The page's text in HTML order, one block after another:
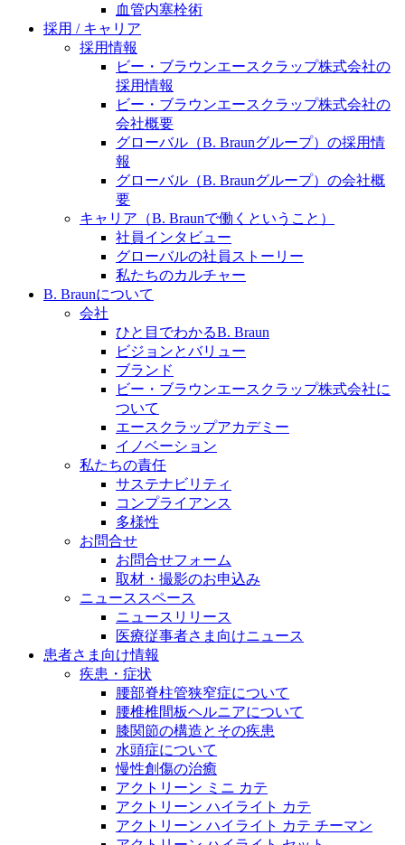
販売代理店さま向け情報​
お問合せ先、価格情報、E-Shopのご案内など販売店さ
ま向けの情報スペースです。
水頭症について
「水頭症」とはどのような疾患なのでしょう。成人に
多い水頭症と、小児に多い水頭症の特徴と症状、検査
や治療法など「水頭症」の概要を知っていただくこと
ができます。
エースクラップアカデミー
医療に携わるあらゆる方々に、学びと情報共有の場を
提供していくことを目指します。
お問合せフォームより、ご質問をお送りください。
血管内塞栓術
採用 / キャリア
採用情報
ビー・ブラウンエースクラップ株式会社の
採用情報
ビー・ブラウンエースクラップ株式会社の
会社概要
グローバル（B. Braunグループ）の採用情
報
グローバル（B. Braunグループ）の会社概
要
キャリア（B. Braunで働くということ）
社員インタビュー
グローバルの社員ストーリー
私たちのカルチャー
B. Braunについて
会社
ひと目でわかるB. Braun
ビジョンとバリュー
ブランド
ビー・ブラウンエースクラップ株式会社に
ついて
エースクラップアカデミー
イノベーション
私たちの責任
サステナビリティ
コンプライアンス
多様性
お問合せ
お問合せフォーム
取材・撮影のお申込み
ニューススペース
ニュースリリース
医療従事者さま向けニュース
患者さま向け情報
疾患・症状
腰部脊柱管狭窄症について
腰椎椎間板ヘルニアについて
膝関節の構造とその疾患
水頭症について
慢性創傷の治癒
アクトリーン ミニ カテ
アクトリーン ハイライト カテ
アクトリーン ハイライト カテ チーマン